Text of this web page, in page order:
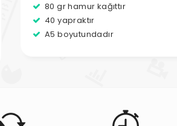
80 gr hamur kağıttır
40 yapraktır
A5 boyutundadır